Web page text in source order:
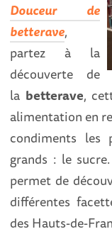
Douceur de
betterave,
partez à la
découverte de
la betterave,
alimentation en
condiments les
grands : le
permet de
différentes
des Hauts-de-